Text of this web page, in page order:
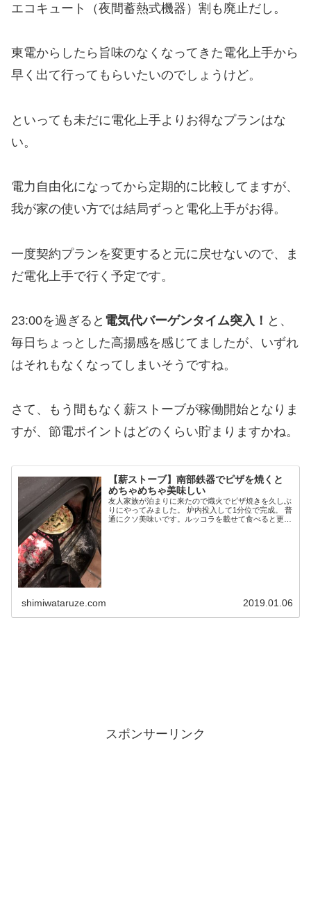
エコキュート（夜間蓄熱式機器）割も廃止だし。
東電からしたら旨味のなくなってきた電化上手から
早く出て行ってもらいたいのでしょうけど。
といっても未だに電化上手よりお得なプランはな
い。
電力自由化になってから定期的に比較してますが、
我が家の使い方では結局ずっと電化上手がお得。
一度契約プランを変更すると元に戻せないので、ま
だ電化上手で行く予定です。
23:00を過ぎると 電気代バーゲンタイム突入！ と、
毎日ちょっとした高揚感を感じてましたが、いずれ
はそれもなくなってしまいそうですね。
さて、もう間もなく薪ストーブが稼働開始となりま
すが、節電ポイントはどのくらい貯まりますかね。
【薪ストーブ】南部鉄器でピザを焼くと
めちゃめちゃ美味しい
友人家族が泊まりに来たので熾火でピザ焼きを久しぶ
りにやってみました。 炉内投入して1分位で完成。 普
通にクソ美味いです。ルッコラを載せて食べると更に
shimiwataruze.com 2019.01.06
スポンサーリンク